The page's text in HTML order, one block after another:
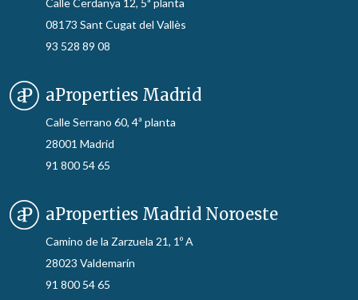
Calle Cerdanya 12, 5ª planta
08173 Sant Cugat del Vallès
93 528 89 08
aProperties Madrid
Calle Serrano 60, 4ª planta
28001 Madrid
91 800 54 65
aProperties Madrid Noroeste
Camino de la Zarzuela 21, 1º A
28023 Valdemarín
91 800 54 65